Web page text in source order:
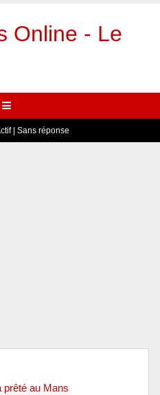
Online - Le
| Sans réponse
prêté au Mans